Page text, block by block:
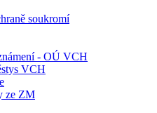
soukromí
- OÚ VCH
VCH
ze ZM